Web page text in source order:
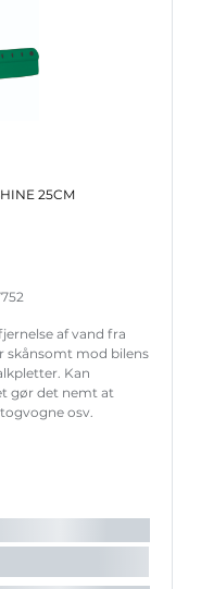
25CM
af vand fra
skånsomt mod bilens
Kan
gør det nemt at
osv.